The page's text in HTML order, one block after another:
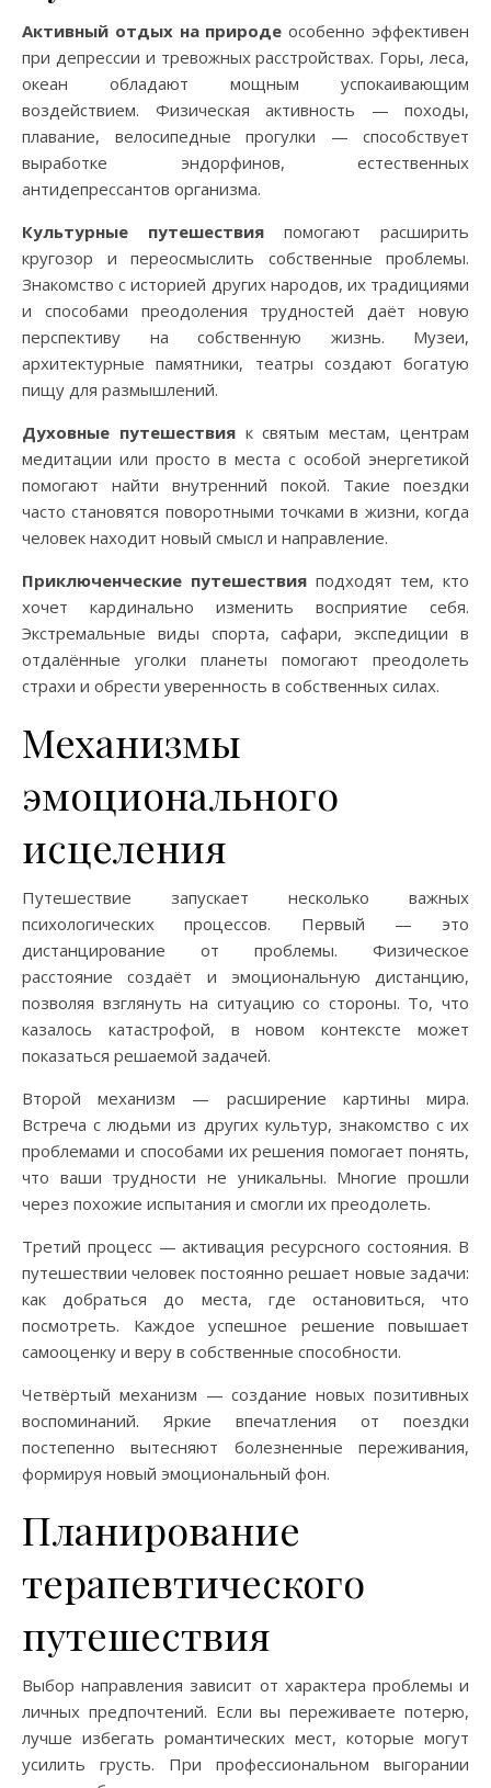
Активный отдых на природе особенно эффективен
при депрессии и тревожных расстройствах. Горы, леса,
океан обладают мощным успокаивающим
воздействием. Физическая активность — походы,
плавание, велосипедные прогулки — способствует
выработке эндорфинов, естественных
антидепрессантов организма.
Культурные путешествия помогают расширить
кругозор и переосмыслить собственные проблемы.
Знакомство с историей других народов, их традициями
и способами преодоления трудностей даёт новую
перспективу на собственную жизнь. Музеи,
архитектурные памятники, театры создают богатую
пищу для размышлений.
Духовные путешествияк святым местам, центрам
медитации или просто в места с особой энергетикой
помогают найти внутренний покой. Такие поездки
часто становятся поворотными точками в жизни, когда
человек находит новый смысл и направление.
Приключенческие путешествияподходят тем, кто
хочет кардинально изменить восприятие себя.
Экстремальные виды спорта, сафари, экспедиции в
отдалённые уголки планеты помогают преодолеть
страхи и обрести уверенность в собственных силах.
Механизмы
эмоционального
исцеления
Путешествие запускает несколько важных
психологических процессов. Первый — это
дистанцирование от проблемы. Физическое
расстояние создаёт и эмоциональную дистанцию,
позволяя взглянуть на ситуацию со стороны. То, что
казалось катастрофой, в новом контексте может
показаться решаемой задачей.
Второй механизм — расширение картины мира.
Встреча с людьми из других культур, знакомство с их
проблемами и способами их решения помогает понять,
что ваши трудности не уникальны. Многие прошли
через похожие испытания и смогли их преодолеть.
Третий процесс — активация ресурсного состояния. В
путешествии человек постоянно решает новые задачи:
как добраться до места, где остановиться, что
посмотреть. Каждое успешное решение повышает
самооценку и веру в собственные способности.
Четвёртый механизм — создание новых позитивных
воспоминаний. Яркие впечатления от поездки
постепенно вытесняют болезненные переживания,
формируя новый эмоциональный фон.
Планирование
терапевтического
путешествия
Выбор направления зависит от характера проблемы и
личных предпочтений. Если вы переживаете потерю,
лучше избегать романтических мест, которые могут
усилить грусть. При профессиональном выгорании